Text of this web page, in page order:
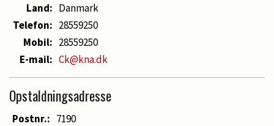
Land: Danmark
Telefon: 28559250
Mobil: 28559250
E-mail: Ck@kna.dk
Opstaldningsadresse
Postnr.: 7190